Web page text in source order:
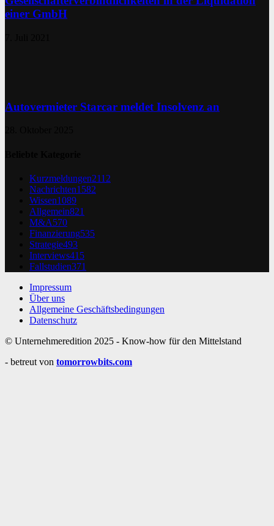
einer GmbH
Autovermieter Starcar meldet Insolvenz an
Kurzmeldungen2112
Nachrichten1582
Wissen1089
Allgemein821
M&A570
Finanzierung535
Strategie493
Interviews415
Fallstudien371
Impressum
Über uns
Allgemeine Geschäftsbedingungen
Datenschutz
© Unternehmeredition 2025 - Know-how für den Mittelstand
- betreut von tomorrowbits.com